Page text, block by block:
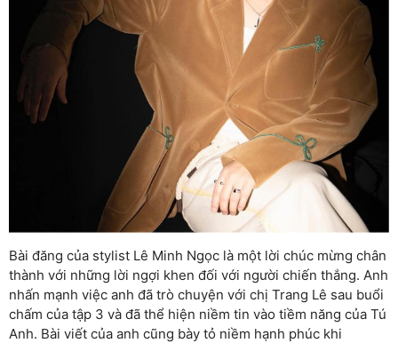
Bài đăng của stylist Lê Minh Ngọc là một lời chúc mừng chân
thành với những lời ngợi khen đối với người chiến thắng. Anh
nhấn mạnh việc anh đã trò chuyện với chị Trang Lê sau buổi
chấm của tập 3 và đã thể hiện niềm tin vào tiềm năng của Tú
Anh. Bài viết của anh cũng bày tỏ niềm hạnh phúc khi